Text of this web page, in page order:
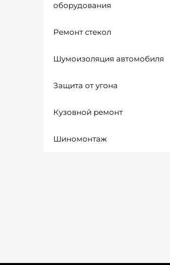
оборудования
Ремонт стекол
Шумоизоляция автомобиля
Защита от угона
Кузовной ремонт
Шиномонтаж